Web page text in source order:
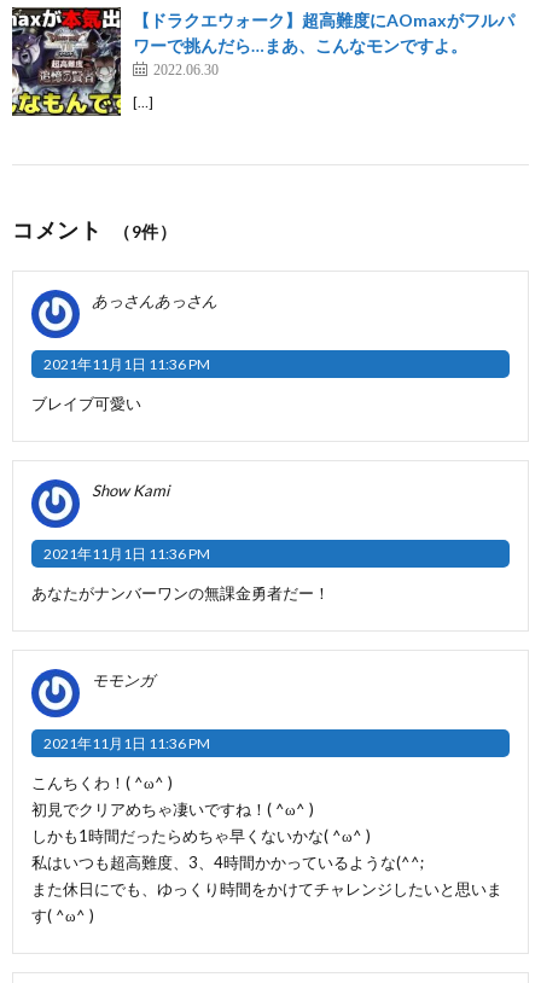
【ドラクエウォーク】超高難度にAOmaxがフルパ
ワーで挑んだら…まあ、こんなモンですよ。
2022.06.30
[…]
コメント （9件）
あっさんあっさん
2021年11月1日 11:36 PM
ブレイブ可愛い
Show Kami
2021年11月1日 11:36 PM
あなたがナンバーワンの無課金勇者だー！
モモンガ
2021年11月1日 11:36 PM
こんちくわ！( ^ω^ )
初見でクリアめちゃ凄いですね！( ^ω^ )
しかも1時間だったらめちゃ早くないかな( ^ω^ )
私はいつも超高難度、3、4時間かかっているような(^^;
また休日にでも、ゆっくり時間をかけてチャレンジしたいと思いま
す( ^ω^ )